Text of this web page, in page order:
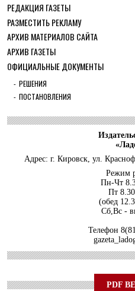
30 ИЮЛЯ 2026
ОБЩЕСТВО
С рабочим визитом в
29 ИЮЛЯ 2026
ОБЩЕСТВО
Особенный
29 ИЮЛЯ 2026
Юлия Бахир в
Ленобласти стала
ОБЩЕСТВО
Трудовой отряд:
себя — каждый раз
Новоселье в
ОБЩЕСТВО
Скоро в школу!
24 ИЮЛЯ 2026
РЕДАКЦИЯ ГАЗЕТЫ
РАЗМЕСТИТЬ РЕКЛАМУ
АРХИВ МАТЕРИАЛОВ САЙТА
АРХИВ ГАЗЕТЫ
ОФИЦИАЛЬНЫЕ ДОКУМЕНТЫ
РЕШЕНИЯ
ПОСТАНОВЛЕНИЯ
Адрес: г. Кировск, ул.
Режим
Пн-Чт
Пт
(обед
Сб,Вс -
Телефон
PDF